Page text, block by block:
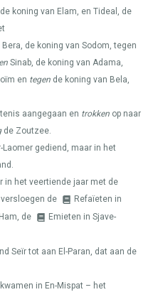
koning van Elam, en Tideal, de
de koning van Sodom, tegen
Sinab, de koning van Adama,
en tegen de koning van Bela,
aangegaan en trokken op naar
de Zoutzee.
gediend, maar in het
in het veertiende jaar met de
de
Refaïeten in
de
Emieten in Sjave-
Seïr tot aan El-Paran, dat aan de
in En-Mispat – het